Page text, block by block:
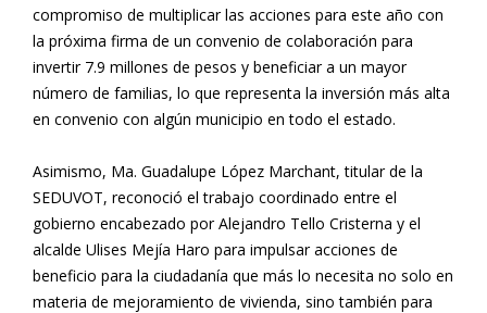
compromiso de multiplicar las acciones para este año con
la próxima firma de un convenio de colaboración para
invertir 7.9 millones de pesos y beneficiar a un mayor
número de familias, lo que representa la inversión más alta
en convenio con algún municipio en todo el estado.
Asimismo, Ma. Guadalupe López Marchant, titular de la
SEDUVOT, reconoció el trabajo coordinado entre el
gobierno encabezado por Alejandro Tello Cristerna y el
alcalde Ulises Mejía Haro para impulsar acciones de
beneficio para la ciudadanía que más lo necesita no solo en
materia de mejoramiento de vivienda, sino también para